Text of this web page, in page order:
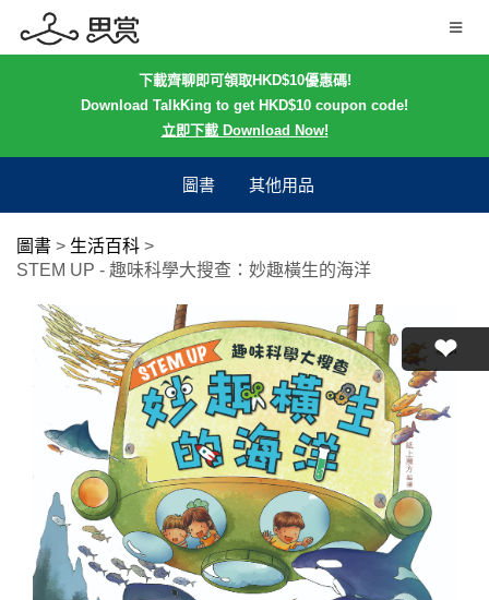
下載齊聊即可領取HKD$10優惠碼!
Download TalkKing to get HKD$10 coupon code!
立即下載 Download Now!
圖書 其他用品
圖書 > 生活百科 >
STEM UP - 趣味科學大搜查：妙趣橫生的海洋